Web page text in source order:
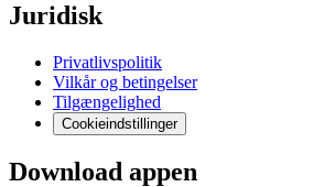
Juridisk
Privatlivspolitik
Vilkår og betingelser
Tilgængelighed
Cookieindstillinger
Download appen